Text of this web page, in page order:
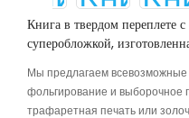
Книга в твердом переплете
суперобложкой,
Мы предлагаем
фольгирование и выборочное
трафаретная печать или